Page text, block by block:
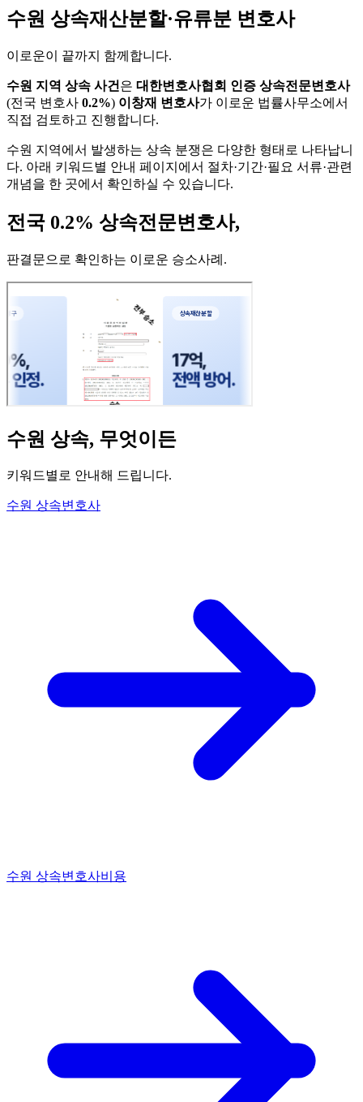
수원 상속재산분할·유류분 변호사
이로운이 끝까지 함께합니다.
수원 지역 상속 사건 은 대한변호사협회 인증 상속전문변호사
(전국 변호사 0.2%) 이창재 변호사가 이로운 법률사무소에서
직접 검토하고 진행합니다.
수원 지역에서 발생하는 상속 분쟁은 다양한 형태로 나타납니
다. 아래 키워드별 안내 페이지에서 절차·기간·필요 서류·관련
개념을 한 곳에서 확인하실 수 있습니다.
전국 0.2% 상속전문변호사,
판결문으로 확인하는 이로운 승소사례 .
수원 상속, 무엇이든
키워드별로 안내해 드립니다.
수원 상속변호사
수원 상속변호사비용